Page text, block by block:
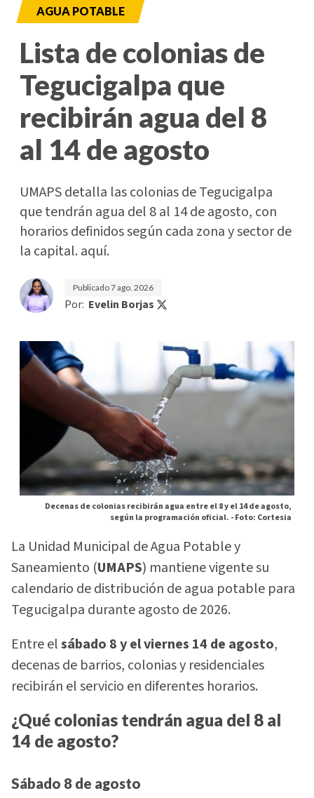
AGUA POTABLE
Lista de colonias de
Tegucigalpa que
recibirán agua del 8
al 14 de agosto
UMAPS detalla las colonias de Tegucigalpa
que tendrán agua del 8 al 14 de agosto, con
horarios definidos según cada zona y sector de
la capital. aquí.
Publicado7 ago. 2026
Por: Evelin Borjas
Decenas de colonias recibirán agua entre el 8 y el 14 de agosto,
según la programación oficial. -Foto: Cortesia
La Unidad Municipal de Agua Potable y
Saneamiento (UMAPS) mantiene vigente su
calendario de distribución de agua potable para
Tegucigalpa durante agosto de 2026.
Entre elsábado 8 y el viernes 14 de agosto,
decenas de barrios, colonias y residenciales
recibirán el servicio en diferentes horarios.
¿Qué colonias tendrán agua del 8 al
14 de agosto?
Sábado 8 de agosto